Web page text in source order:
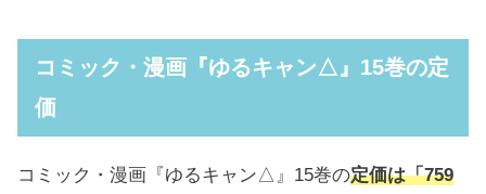
コミック・漫画『ゆるキャン△』15巻の定
価
コミック・漫画『ゆるキャン△』15巻の定価は「759